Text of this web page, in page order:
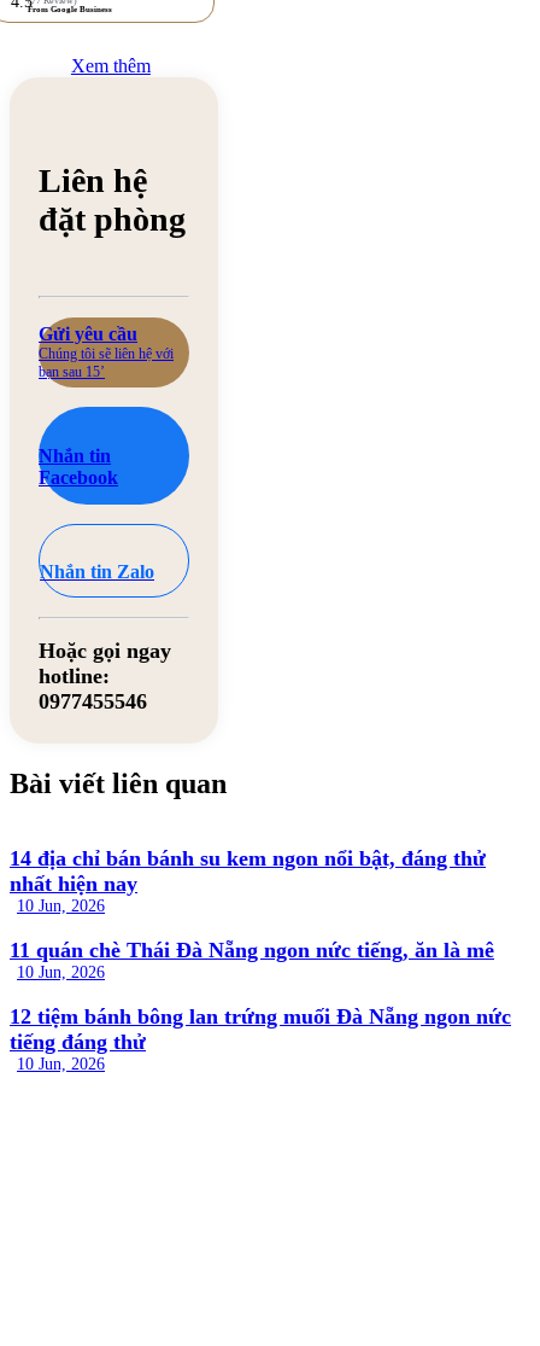
From Google Business
Xem thêm
Liên hệ
đặt phòng
Gửi yêu cầu
Chúng tôi sẽ liên hệ với
bạn sau 15’
Nhắn tin
Facebook
Nhắn tin Zalo
Hoặc gọi ngay
hotline:
0977455546
Bài viết liên quan
14 địa chỉ bán bánh su kem ngon nổi bật, đáng thử
nhất hiện nay
10 Jun, 2026
11 quán chè Thái Đà Nẵng ngon nức tiếng, ăn là mê
10 Jun, 2026
12 tiệm bánh bông lan trứng muối Đà Nẵng ngon nức
tiếng đáng thử
10 Jun, 2026